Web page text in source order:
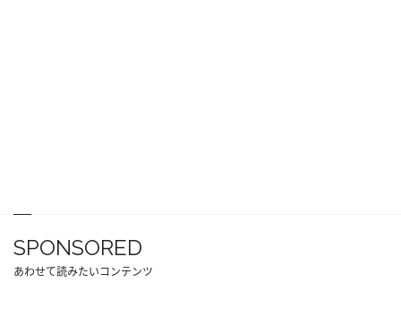
SPONSORED
あわせて読みたいコンテンツ